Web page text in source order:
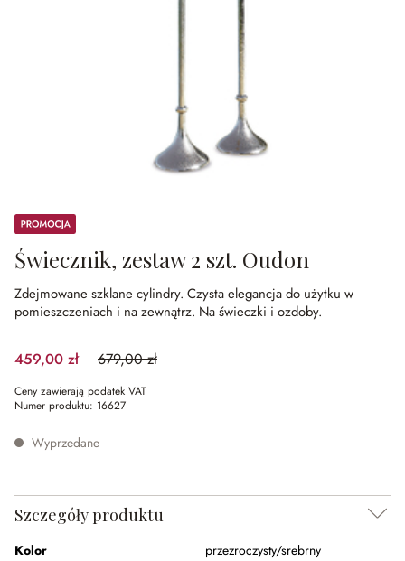
Promocja
Świecznik, zestaw 2 szt. Oudon
Zdejmowane szklane cylindry. Czysta elegancja do użytku w
pomieszczeniach i na zewnątrz. Na świeczki i ozdoby.
459,00 zł 679,00 zł
(32.4%spared)
Ceny zawierają podatek VAT
Numer produktu: 16627
Wyprzedane
Szczegóły produktu
Kolor
przezroczysty/srebrny